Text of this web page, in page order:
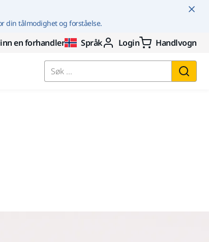
din tålmodighet og forståelse.
en forhandler Språk Login Handlvogn
Søk ...